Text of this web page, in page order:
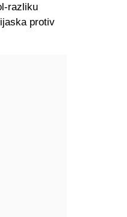
razliku
protiv